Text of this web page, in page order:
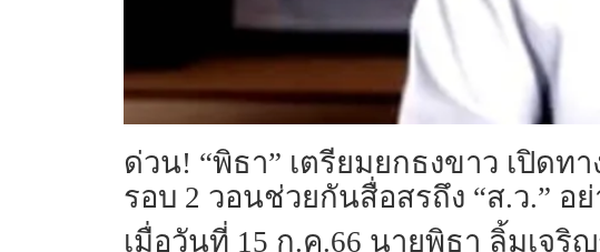
ด่วน! “พิธา” เตรียมยกธงขาว เปิดท
รอบ 2 วอนช่วยกันสื่อสรถึง “ส.ว.”
เมื่อวันที่ 15 ก.ค.66 นายพิธา ลิ้มเจ